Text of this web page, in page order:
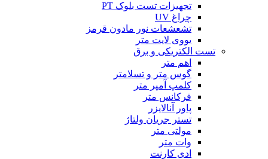
تجهیزات تست بلوک PT
چراغ UV
تشعشعات نور مادون قرمز
یووی لایت متر
تست الکتریکی و برق
اهم متر
گوس متر و تسلامتر
کلمپ آمپر متر
فرکانس متر
پاور آنالایزر
تستر جریان ولتاژ
مولتی متر
وات متر
ادی کارنت